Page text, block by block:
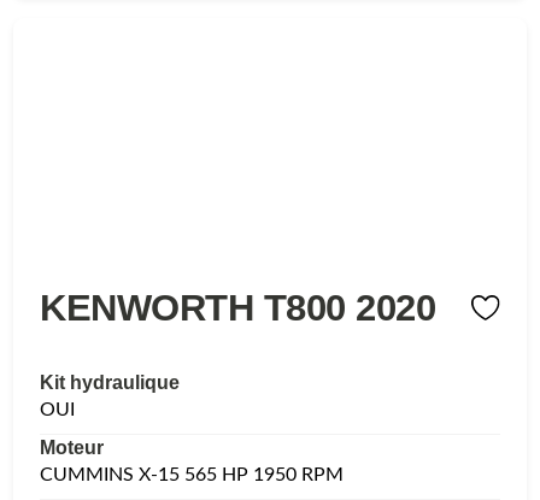
KENWORTH T800 2020
Kit hydraulique
OUI
Moteur
CUMMINS X-15 565 HP 1950 RPM